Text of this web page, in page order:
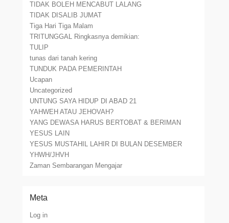
TIDAK BOLEH MENCABUT LALANG
TIDAK DISALIB JUMAT
Tiga Hari Tiga Malam
TRITUNGGAL Ringkasnya demikian:
TULIP
tunas dari tanah kering
TUNDUK PADA PEMERINTAH
Ucapan
Uncategorized
UNTUNG SAYA HIDUP DI ABAD 21
YAHWEH ATAU JEHOVAH?
YANG DEWASA HARUS BERTOBAT & BERIMAN
YESUS LAIN
YESUS MUSTAHIL LAHIR DI BULAN DESEMBER
YHWH/JHVH
Zaman Sembarangan Mengajar
Meta
Log in